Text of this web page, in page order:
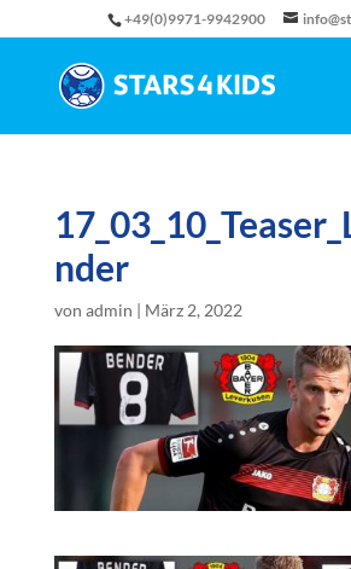
+49(0)9971-9942900
nder
von admin | März 2, 2022